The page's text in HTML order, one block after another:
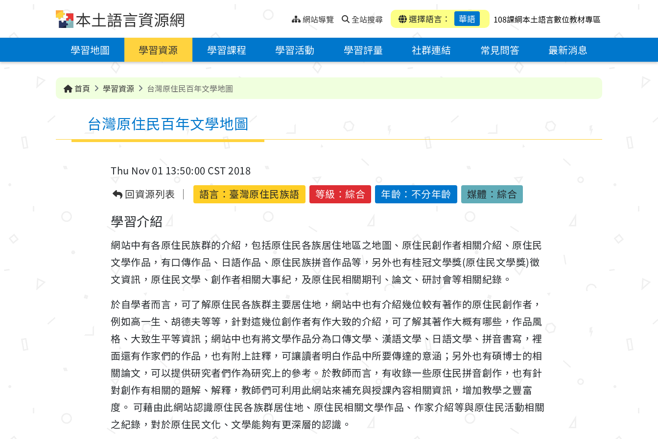
本土語言資源網 網站導覽 全站搜尋 選擇語言： 華語 108課綱本土語言數位教材專區
學習地圖 學習資源 學習課程 學習活動 學習評量 社群連結 常見問答 最新消息
首頁 學習資源 台灣原住民百年文學地圖
台灣原住民百年文學地圖
Thu Nov 01 13:50:00 CST 2018
回資源列表
語言： 臺灣原住民族語 等級：綜合 年齡：不分年齡 媒體：綜合
學習介紹
網站中有各原住民族群的介紹，包括原住民各族居住地區之地圖、原住民創作者相關介紹、原住民
文學作品，有口傳作品、日語作品、原住民族拼音作品等，另外也有桂冠文學獎(原住民文學獎)徵
文資訊，原住民文學、創作者相關大事紀，及原住民相關期刊、論文、研討會等相關紀錄。
於自學者而言，可了解原住民各族群主要居住地，網站中也有介紹幾位較有著作的原住民創作者，
例如高一生、胡德夫等等，針對這幾位創作者有作大致的介紹，可了解其著作大概有哪些，作品風
格、大致生平等資訊；網站中也有將文學作品分為口傳文學、漢語文學、日語文學、拼音書寫，裡
面還有作家們的作品，也有附上註釋，可讓讀者明白作品中所要傳達的意涵；另外也有碩博士的相
關論文，可以提供研究者們作為研究上的參考。於教師而言，有收錄一些原住民拼音創作，也有針
對創作有相關的題解、解釋，教師們可利用此網站來補充與授課內容相關資訊，增加教學之豐富
度。 可藉由此網站認識原住民各族群居住地、原住民相關文學作品、作家介紹等與原住民活動相關
之紀錄，對於原住民文化、文學能夠有更深層的認識。